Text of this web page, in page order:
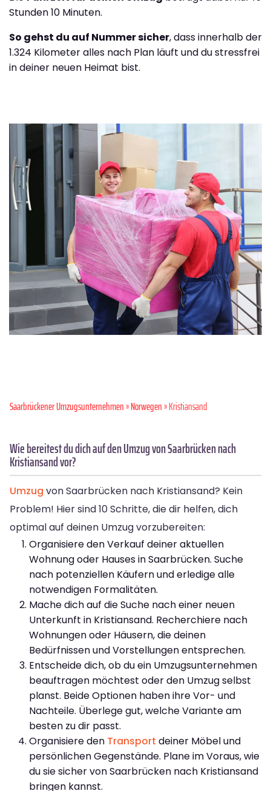
Stunden 10 Minuten.
So gehst du auf Nummer sicher, dass innerhalb der
1.324 Kilometer alles nach Plan läuft und du stressfrei
in deiner neuen Heimat bist.
Saarbrückener Umzugsunternehmen»Norwegen» Kristiansand
Wie bereitest du dich auf den Umzug von Saarbrücken nach
Kristiansand vor?
Umzug von Saarbrücken nach Kristiansand? Kein
Problem! Hier sind 10 Schritte, die dir helfen, dich
optimal auf deinen Umzug vorzubereiten:
Organisiere den Verkauf deiner aktuellen
Wohnung oder Hauses in Saarbrücken. Suche
nach potenziellen Käufern und erledige alle
notwendigen Formalitäten.
Mache dich auf die Suche nach einer neuen
Unterkunft in Kristiansand. Recherchiere nach
Wohnungen oder Häusern, die deinen
Bedürfnissen und Vorstellungen entsprechen.
Entscheide dich, ob du ein Umzugsunternehmen
beauftragen möchtest oder den Umzug selbst
planst. Beide Optionen haben ihre Vor- und
Nachteile. Überlege gut, welche Variante am
besten zu dir passt.
Organisiere den Transport deiner Möbel und
persönlichen Gegenstände. Plane im Voraus, wie
du sie sicher von Saarbrücken nach Kristiansand
bringen kannst.